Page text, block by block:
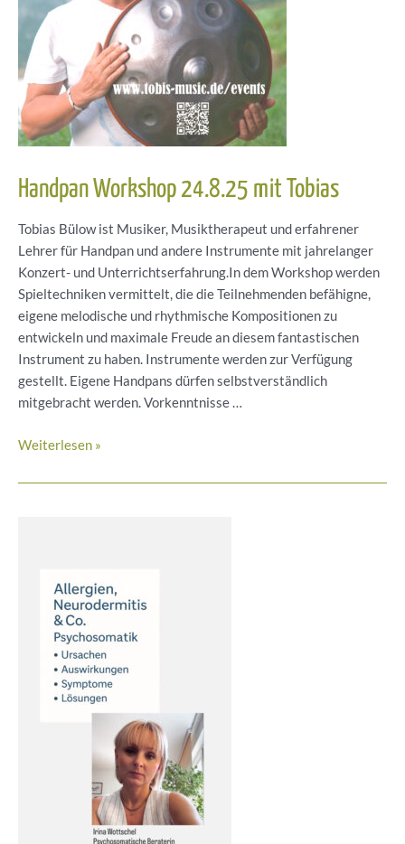
Handpan Workshop 24.8.25 mit Tobias
Tobias Bülow ist Musiker, Musiktherapeut und erfahrener
Lehrer für Handpan und andere Instrumente mit jahrelanger
Konzert- und Unterrichtserfahrung.In dem Workshop werden
Spieltechniken vermittelt, die die Teilnehmenden befähigne,
eigene melodische und rhythmische Kompositionen zu
entwickeln und maximale Freude an diesem fantastischen
Instrument zu haben. Instrumente werden zur Verfügung
gestellt. Eigene Handpans dürfen selbstverständlich
mitgebracht werden. Vorkenntnisse …
Handpan
24.8.25
Weiterlesen »